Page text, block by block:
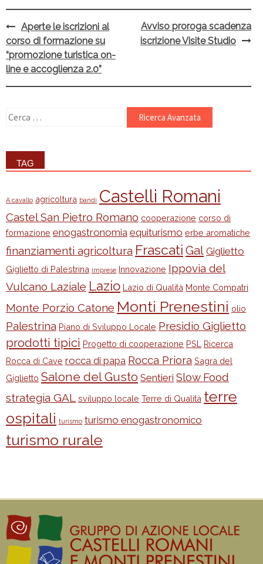
Post
navigation
Aperte le iscrizioni al
corso di formazione su
“promozione turistica on-
line e accoglienza 2.0”
Avviso proroga scadenza
iscrizione Visite Studio
Ricerca
TAG
A cavallo agricoltura bandi Castelli Romani
Castel San Pietro Romano cooperazione corso di
formazione enogastronomia equiturismo erbe aromatiche
finanziamenti agricoltura Frascati Gal Giglietto
Giglietto di Palestrina imprese Innovazione Ippovia del
Vulcano Laziale Lazio Lazio di Qualità Monte Compatri
Monte Porzio Catone Monti Prenestini olio
Palestrina Piano di Sviluppo Locale Presidio Giglietto
prodotti tipici Progetto di cooperazione PSL
Ricerca
Rocca di Cave rocca di papa Rocca Priora Sagra del
Giglietto Salone del Gusto Sentieri Slow Food
strategia GAL sviluppo locale Terre di Qualità terre
ospitali turismo turismo enogastronomico
turismo rurale